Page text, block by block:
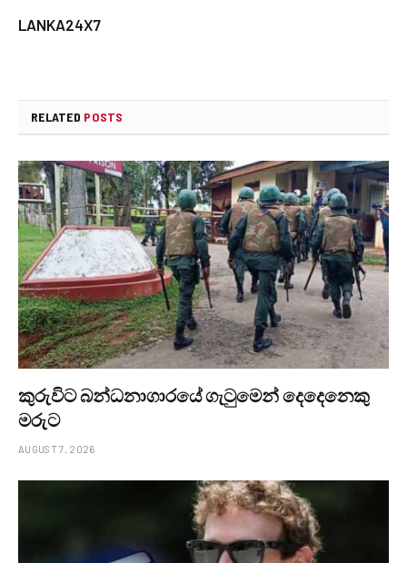
LANKA24X7
RELATED POSTS
කුරුවිට බන්ධනාගාරයේ ගැටුමෙන් දෙදෙනෙකු
මරුට
AUGUST 7, 2026